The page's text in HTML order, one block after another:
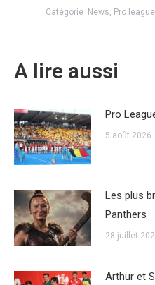
Catégorie News, Pro league
A lire aussi
Pro
5 août 2026
Les plus
Panthers
28 juillet
Arthur et